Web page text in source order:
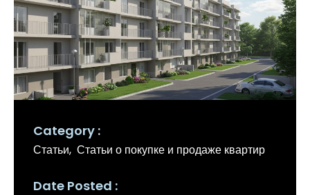
Category
Статьи Статьи о покупке и продаже квартир
Date Posted